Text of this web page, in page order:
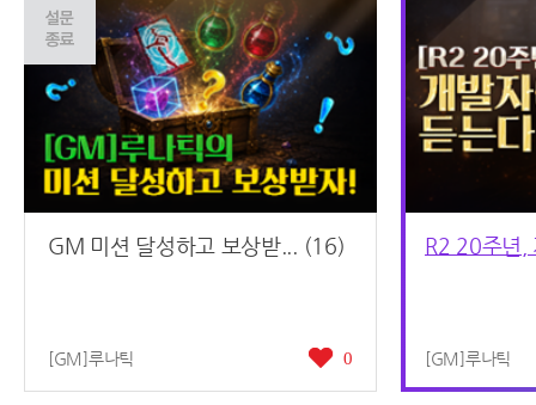
GM 미션 달성하고 보상받... (16)
[GM]루나틱 0
R2 20주년,
[GM]루나틱